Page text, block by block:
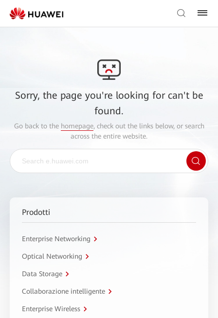
Sorry, the page you're looking for can't be
found.
Go back to the homepage, check out the links below, or search
across the entire website.
Prodotti
Enterprise Networking
Optical Networking
Data Storage
Collaborazione intelligente
Enterprise Wireless